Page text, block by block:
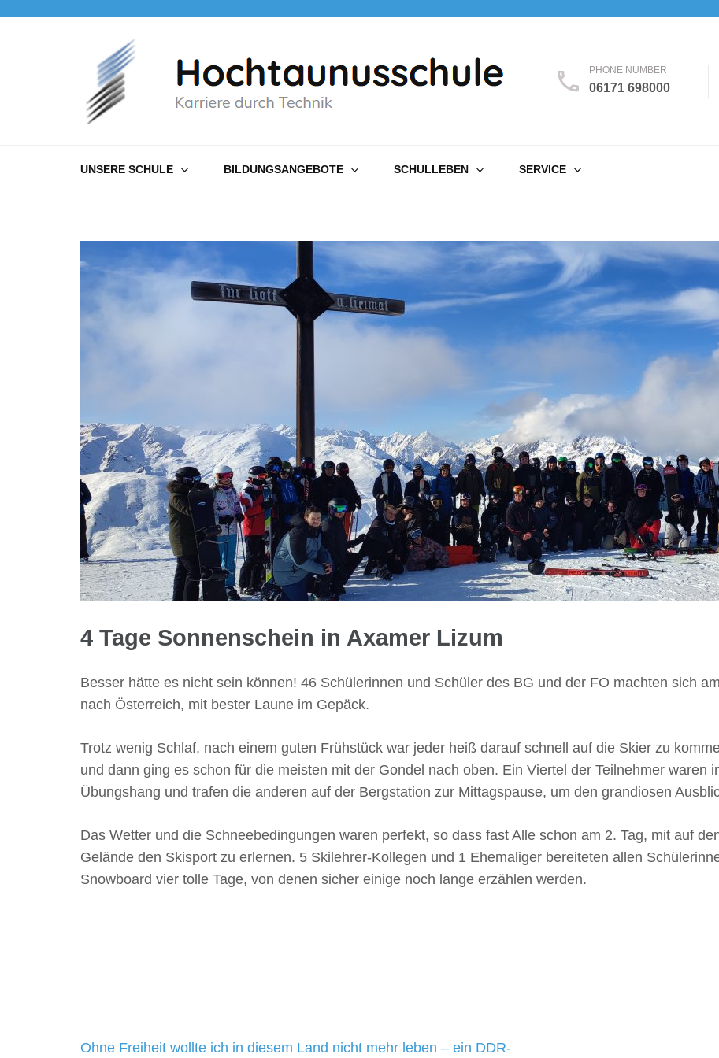
PHONE NUMBER
06171 698000
UNSERE SCHULE BILDUNGSANGEBOTE SCHULLEBEN SERVICE
4 Tage Sonnenschein in Axamer Lizum
Besser hätte es nicht sein können! 46 Schülerinnen und Schüler des BG und der FO machten sich
nach Österreich, mit bester Laune im Gepäck.
Trotz wenig Schlaf, nach einem guten Frühstück war jeder heiß darauf schnell auf die Skier zu
und dann ging es schon für die meisten mit der Gondel nach oben. Ein Viertel der Teilnehmer waren
Übungshang und trafen die anderen auf der Bergstation zur Mittagspause, um den grandiosen
Das Wetter und die Schneebedingungen waren perfekt, so dass fast Alle schon am 2. Tag, mit auf
Gelände den Skisport zu erlernen. 5 Skilehrer-Kollegen und 1 Ehemaliger bereiteten allen
Snowboard vier tolle Tage, von denen sicher einige noch lange erzählen werden.
Beitragsnavigation
Ohne Freiheit wollte ich in diesem Land nicht mehr leben – ein DDR-